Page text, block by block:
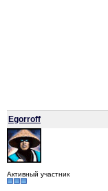
Egorroff
Активный участник